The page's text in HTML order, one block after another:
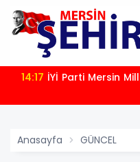
14:17 İYİ Parti Mersin
Anasayfa GÜNCEL